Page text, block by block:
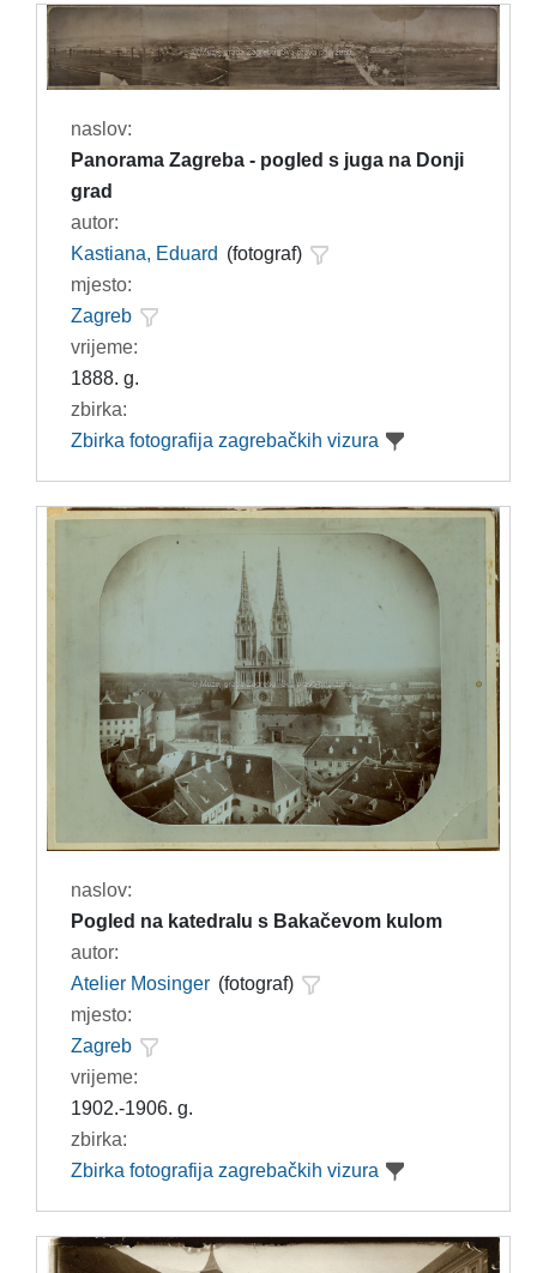
naslov:
Panorama Zagreba - pogled s juga na Donji
grad
autor:
Kastiana, Eduard (fotograf)
mjesto:
Zagreb
vrijeme:
1888. g.
zbirka:
Zbirka fotografija zagrebačkih vizura
naslov:
Pogled na katedralu s Bakačevom kulom
autor:
Atelier Mosinger (fotograf)
mjesto:
Zagreb
vrijeme:
1902.-1906. g.
zbirka:
Zbirka fotografija zagrebačkih vizura